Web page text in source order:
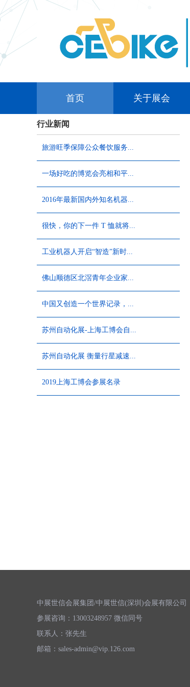
首页 关于展会
行业新闻
旅游旺季保障公众餐饮服务...
一场好吃的博览会亮相和平...
2016年最新国内外知名机器...
很快，你的下一件 T 恤就将...
工业机器人开启“智造”新时...
佛山顺德区北滘青年企业家...
中国又创造一个世界记录，...
苏州自动化展-上海工博会自...
苏州自动化展 衡量行星减速...
2019上海工博会参展名录
中展世信会展集团/中展世信(深圳)会展有限公司
参展咨询：13003248957 微信同号
联系人：张先生
邮箱：sales-admin@vip.126.com